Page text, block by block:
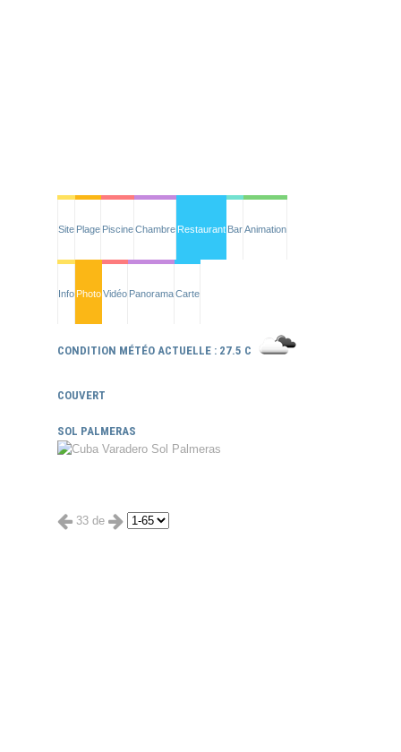
Site Plage PiscineChambre Restaurant BarAnimation
Info PhotoVidéo PanoramaCarte
CONDITION MÉTÉO ACTUELLE : 27.5 C
COUVERT
SOL PALMERAS
33 de